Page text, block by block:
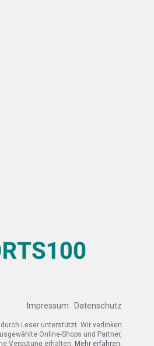
Impressum Datenschutz
Leser unterstützt. Wir verlinken
Online-Shops und Partner,
Vergütung erhalten. Mehr erfahren.